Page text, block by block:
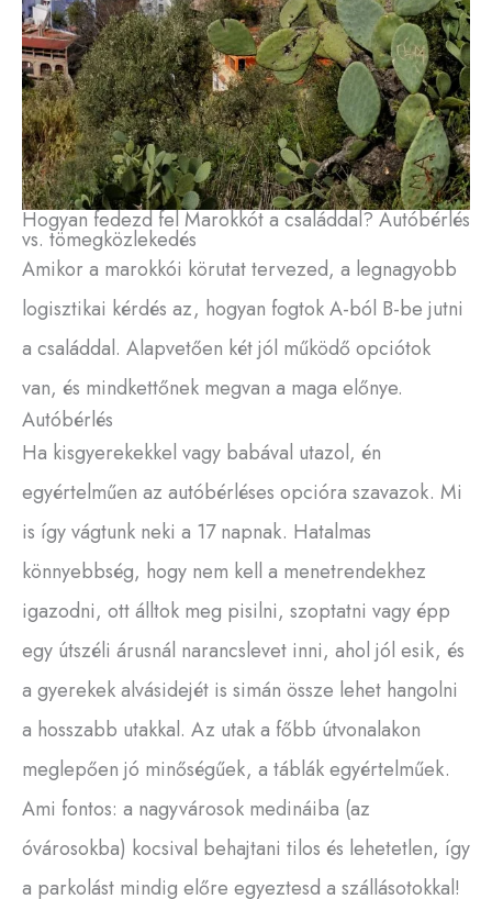
Hogyan fedezd fel Marokkót a családdal? Autóbérlés
vs. tömegközlekedés
Amikor a marokkói körutat tervezed, a legnagyobb
logisztikai kérdés az, hogyan fogtok A-ból B-be jutni
a családdal. Alapvetően két jól működő opciótok
van, és mindkettőnek megvan a maga előnye.
Autóbérlés
Ha kisgyerekekkel vagy babával utazol, én
egyértelműen az autóbérléses opcióra szavazok. Mi
is így vágtunk neki a 17 napnak. Hatalmas
könnyebbség, hogy nem kell a menetrendekhez
igazodni, ott álltok meg pisilni, szoptatni vagy épp
egy útszéli árusnál narancslevet inni, ahol jól esik, és
a gyerekek alvásidejét is simán össze lehet hangolni
a hosszabb utakkal. Az utak a főbb útvonalakon
meglepően jó minőségűek, a táblák egyértelműek.
Ami fontos: a nagyvárosok medináiba (az
óvárosokba) kocsival behajtani tilos és lehetetlen, így
a parkolást mindig előre egyeztesd a szállásotokkal!